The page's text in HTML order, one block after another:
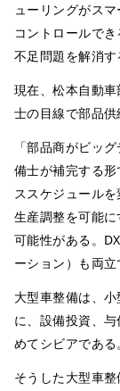
ューリングがス
コントロールで
不足問題を解消す
現在、松本自動
士の目線で部品供
「部品商がビッ
備士が補完する
ススケジュール
生産調整を可能
可能性がある。
ーション）も両立
大型車整備は、
に、設備投資、
めてシビアである
そうした大型車整